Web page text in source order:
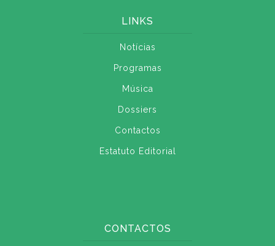
LINKS
Notícias
Programas
Música
Dossiers
Contactos
Estatuto Editorial
CONTACTOS